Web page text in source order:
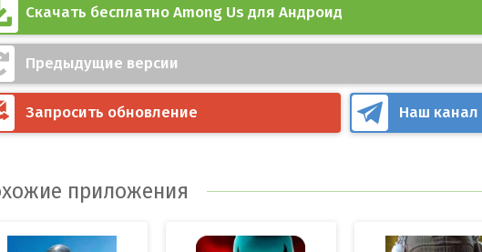
Скачать бесплатно Among Us для Андроид
Предыдущие версии
Запросить обновление Наш канал
приложения